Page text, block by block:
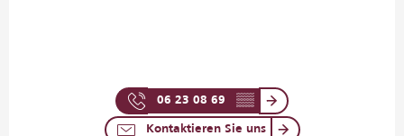
06 23 08 69 ▒▒
Kontaktieren Sie uns